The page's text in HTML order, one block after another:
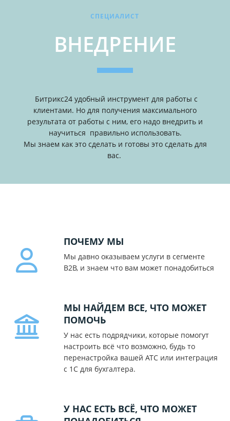
СПЕЦИАЛИСТ
ВНЕДРЕНИЕ
Битрикс24 удобный инструмент для работы с
клиентами. Но для получения максимального
результата от работы с ним, его надо внедрить и
научиться правильно использовать.
Мы знаем как это сделать и готовы это сделать для
вас.
ПОЧЕМУ МЫ
Мы давно оказываем услуги в сегменте
B2B, и знаем что вам может понадобиться
МЫ НАЙДЕМ ВСЕ, ЧТО МОЖЕТ
ПОМОЧЬ
У нас есть подрядчики, которые помогут
настроить всё что возможно, будь то
перенастройка вашей АТС или интеграция
с 1С для бухгалтера.
У НАС ЕСТЬ ВСЁ, ЧТО МОЖЕТ